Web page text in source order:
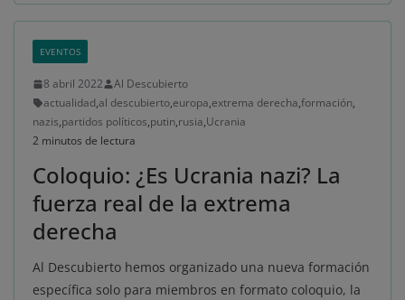
EVENTOS
8 abril 2022
Al Descubierto
actualidad,al descubierto,europa,extrema derecha,formación,
nazis,partidos políticos,putin,rusia,Ucrania
2 minutos de lectura
Coloquio: ¿Es Ucrania nazi? La
fuerza real de la extrema
derecha
Al Descubierto hemos organizado una nueva formación
específica solo para miembros en formato coloquio, la